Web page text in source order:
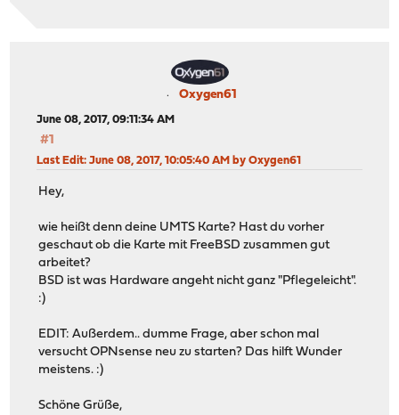
Oxygen61
June 08, 2017, 09:11:34 AM
#1
Last Edit: June 08, 2017, 10:05:40 AM by Oxygen61
Hey,
wie heißt denn deine UMTS Karte? Hast du vorher
geschaut ob die Karte mit FreeBSD zusammen gut
arbeitet?
BSD ist was Hardware angeht nicht ganz "Pflegeleicht".
:)
EDIT: Außerdem.. dumme Frage, aber schon mal
versucht OPNsense neu zu starten? Das hilft Wunder
meistens. :)
Schöne Grüße,